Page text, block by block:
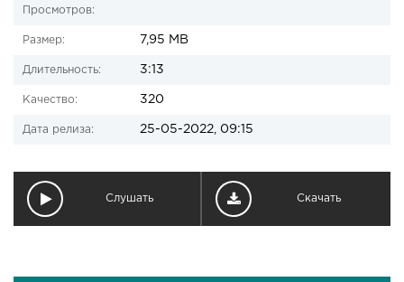
Просмотров:
Размер: 7,95 MB
Длительность: 3:13
Качество: 320
Дата релиза: 25-05-2022, 09:15
Слушать Скачать